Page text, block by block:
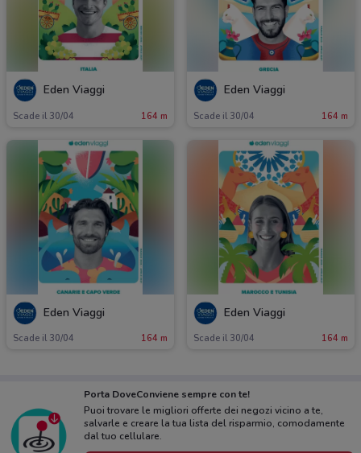
Eden Viaggi
Scade il 30/04 164 m
Eden Viaggi
Scade il 30/04 164 m
Eden Viaggi
Scade il 30/04 164 m
Eden Viaggi
Scade il 30/04 164 m
Porta DoveConviene sempre con te!
Puoi trovare le migliori offerte dei negozi vicino a te,
salvarle e creare la tua lista del risparmio, comodamente
dal tuo cellulare.